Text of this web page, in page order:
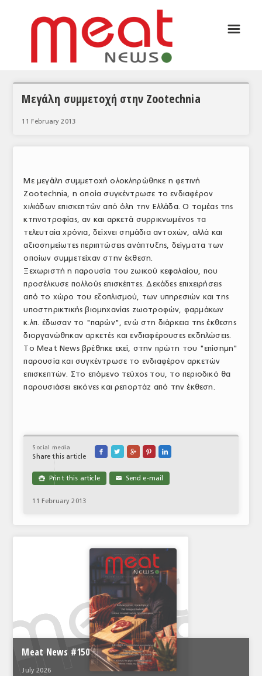
ΚΟΣΜΟΣ
ΕΙΔΗΣΕΙΣ
ΕΥΡΩΠΑΪΚΕΣ ΑΠΟΦΑΣΕΙΣ
ΘΕΜΑΤΑ
ΑΝΑΛΥΣΕΙΣ
ΕΜΠΟΡΙΚΟΣ ΚΑΤΑΛΟΓΟΣ
ΠΑΡΑΓΩΓΗ & ΕΜΠΟΡΙΑ
ΣΦΑΓΕΙΑ
ΠΡΩΤΕΣ ΥΛΕΣ
ΝΟΜΟΘΕΣΙΑ
ΤΟ ΠΕΡΙΟΔΙΚΟ
ΣΥΝΕΔΡΙΟ ΚΡΕΑΤΟΣ
☰
Μεγάλη συμμετοχή στην Zootechnia
11 February 2013
Με μεγάλη συμμετοχή ολοκληρώθηκε η φετινή
Zootechnia, η οποία συγκέντρωσε το ενδιαφέρον
χιλιάδων επισκεπτών από όλη την Ελλάδα. Ο τομέας της
κτηνοτροφίας, αν και αρκετά συρρικνωμένος τα
τελευταία χρόνια, δείχνει σημάδια αντοχών, αλλά και
αξιοσημείωτες περιπτώσεις ανάπτυξης, δείγματα των
οποίων συμμετείχαν στην έκθεση.
Ξεχωριστή η παρουσία του ζωικού κεφαλαίου, που
προσέλκυσε πολλούς επισκέπτες. Δεκάδες επιχειρήσεις
από το χώρο του εξοπλισμού, των υπηρεσιών και της
υποστηρικτικής βιομηχανίας ζωοτροφών, φαρμάκων
κ.λπ. έδωσαν το "παρών", ενώ στη διάρκεια της έκθεσης
διοργανώθηκαν αρκετές και ενδιαφέρουσες εκδηλώσεις.
Το Meat News βρέθηκε εκεί, στην πρώτη του "επίσημη"
παρουσία και συγκέντρωσε το ενδιαφέρον αρκετών
επισκεπτών. Στο επόμενο τεύχος του, το περιοδικό θα
παρουσιάσει εικόνες και ρεπορτάζ από την έκθεση.
Social media
Share this article
    
 Print this article ✉ Send e-mail
11 February 2013
Meat News #150
July 2026